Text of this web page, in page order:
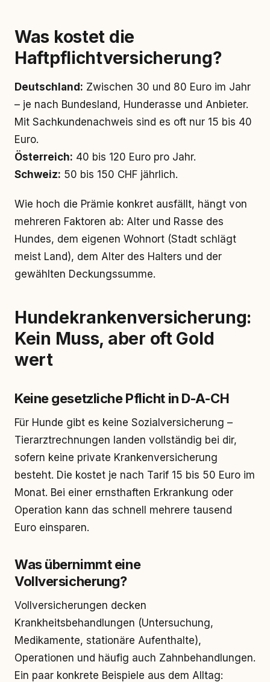
Was kostet die
Haftpflichtversicherung?
Deutschland: Zwischen 30 und 80 Euro im Jahr
– je nach Bundesland, Hunderasse und Anbieter.
Mit Sachkundenachweis sind es oft nur 15 bis 40
Euro.
Österreich: 40 bis 120 Euro pro Jahr.
Schweiz: 50 bis 150 CHF jährlich.
Wie hoch die Prämie konkret ausfällt, hängt von
mehreren Faktoren ab: Alter und Rasse des
Hundes, dem eigenen Wohnort (Stadt schlägt
meist Land), dem Alter des Halters und der
gewählten Deckungssumme.
Hundekrankenversicherung:
Kein Muss, aber oft Gold
wert
Keine gesetzliche Pflicht in D-A-CH
Für Hunde gibt es keine Sozialversicherung –
Tierarztrechnungen landen vollständig bei dir,
sofern keine private Krankenversicherung
besteht. Die kostet je nach Tarif 15 bis 50 Euro im
Monat. Bei einer ernsthaften Erkrankung oder
Operation kann das schnell mehrere tausend
Euro einsparen.
Was übernimmt eine
Vollversicherung?
Vollversicherungen decken
Krankheitsbehandlungen (Untersuchung,
Medikamente, stationäre Aufenthalte),
Operationen und häufig auch Zahnbehandlungen.
Ein paar konkrete Beispiele aus dem Alltag: